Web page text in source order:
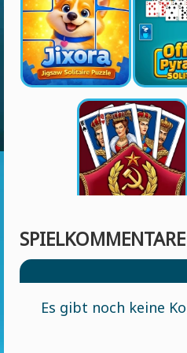
Es gibt noch keine